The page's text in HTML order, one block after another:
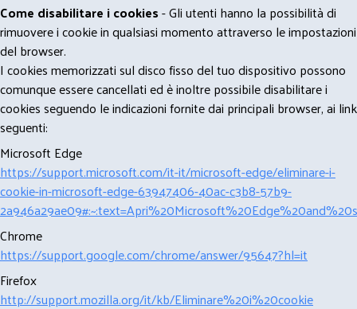
Come disabilitare i cookies- Gli utenti hanno la possibilità di
rimuovere i cookie in qualsiasi momento attraverso le impostazioni
del browser.
I cookies memorizzati sul disco fisso del tuo dispositivo possono
comunque essere cancellati ed è inoltre possibile disabilitare i
cookies seguendo le indicazioni fornite dai principali browser, ai link
seguenti:
Microsoft Edge
https://support.microsoft.com/it-it/microsoft-edge/eliminare-i-
cookie-in-microsoft-edge-63947406-40ac-c3b8-57b9-
Chrome
https://support.google.com/chrome/answer/95647?hl=it
Firefox
http://support.mozilla.org/it/kb/Eliminare%20i%20cookie